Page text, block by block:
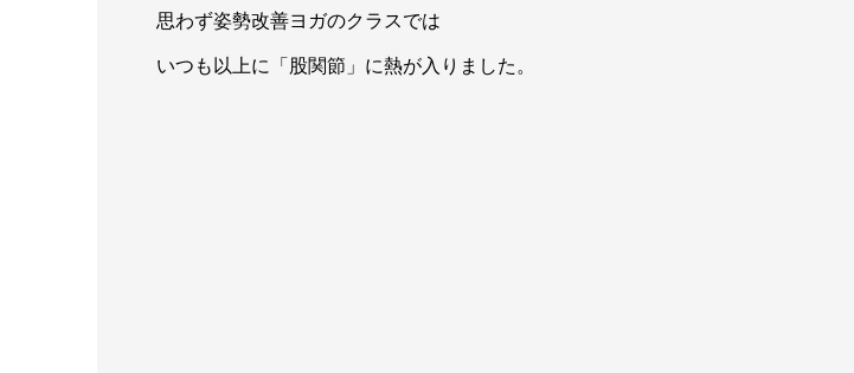
思わず姿勢改善ヨガのクラスでは
いつも以上に「股関節」に熱が入りました。